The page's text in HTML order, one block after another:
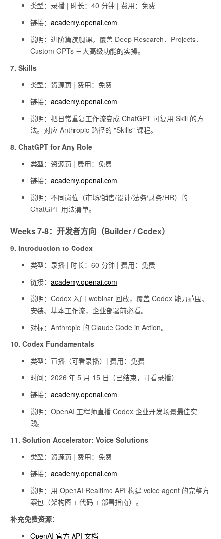
类型：录播 | 时长：40 分钟 | 费用：免费
链接： academy.openai.com
说明：进阶篇旗舰课。覆盖 Deep Research、Projects、
Custom GPTs 三大高级功能的实操。
7. Skills
类型：资源页 | 费用：免费
链接： academy.openai.com
说明：把日常重复工作流变成 ChatGPT 可复用 Skill 的方
法。对应 Anthropic 路径的 "Skills" 课程。
8. ChatGPT for Any Role
类型：资源页 | 费用：免费
链接： academy.openai.com
说明：不同岗位（市场/销售/设计/法务/财务/HR）的
ChatGPT 用法清单。
Weeks 7-8：开发者方向（Builder / Codex）
9. Introduction to Codex
类型：录播 | 时长：60 分钟 | 费用：免费
链接： academy.openai.com
说明：Codex 入门 webinar 回放，覆盖 Codex 能力范围、
安装、基本工作流，企业部署前必看。
对标：Anthropic 的 Claude Code in Action。
10. Codex Fundamentals
类型：直播（可看录播）| 费用：免费
时间：2026 年 5 月 15 日（已结束，可看录播）
链接： academy.openai.com
说明：OpenAI 工程师直播 Codex 企业开发场景最佳实
践。
11. Solution Accelerator: Voice Solutions
类型：资源页 | 费用：免费
链接： academy.openai.com
说明：用 OpenAI Realtime API 构建 voice agent 的完整方
案包（架构图 + 代码 + 部署指南）。
补充免费资源：
OpenAI 官方 API 文档